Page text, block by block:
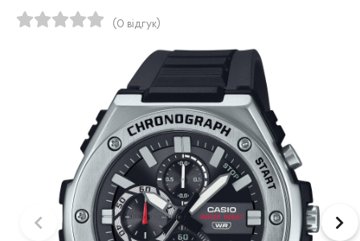
(0 відгук)